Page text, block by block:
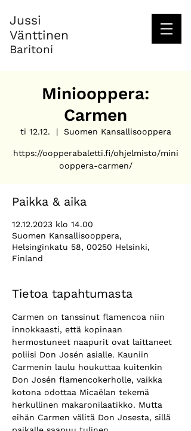
Jussi
Vänttinen
Baritoni
Miniooppera:
Carmen
ti 12.12.
  |
Suomen Kansallisooppera
https://oopperabaletti.fi/ohjelmisto/mini
ooppera-carmen/
Paikka & aika
12.12.2023 klo 14.00
Suomen Kansallisooppera,
Helsinginkatu 58, 00250 Helsinki,
Finland
Tietoa tapahtumasta
Carmen on tanssinut flamencoa niin
innokkaasti, että kopinaan
hermostuneet naapurit ovat laittaneet
poliisi Don Josén asialle. Kauniin
Carmenin laulu houkuttaa kuitenkin
Don Josén flamencokerholle, vaikka
kotona odottaa Micaëlan tekemä
herkullinen makaronilaatikko. Mutta
eihän Carmen välitä Don Josesta, sillä